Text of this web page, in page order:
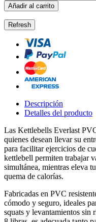
Añadir al carrito
Descripción
Detalles del producto
Las Kettlebells Everlast
quienes desean llevar su
para facilitar ejercicios de
kettlebell permiten trabajar
simultánea, mientras eleva
quema de calorías.
Fabricadas en PVC
cómodo y seguro, ideales
squats y levantamientos sin